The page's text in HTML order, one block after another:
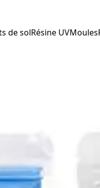
de solRésine UVMoules